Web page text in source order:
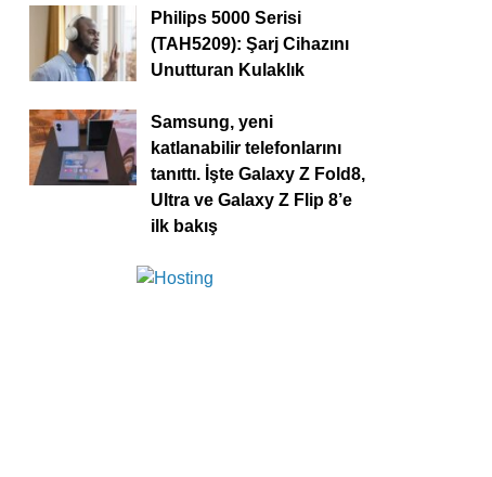
Philips 5000 Serisi
(TAH5209): Şarj Cihazını
Unutturan Kulaklık
Samsung, yeni
katlanabilir telefonlarını
tanıttı. İşte Galaxy Z Fold8,
Ultra ve Galaxy Z Flip 8’e
ilk bakış